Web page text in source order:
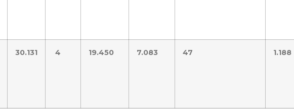
30.131 4 19.450 7.083 47 1.188